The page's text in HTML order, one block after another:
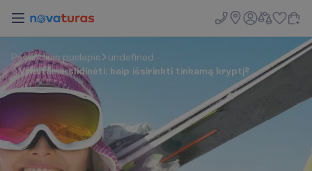
Pagrindinis puslapis
undefined
Vykstame slidinėti: kaip išsirinkti tinkamą kryptį?